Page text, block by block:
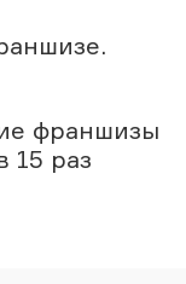
франшизы
15 раз